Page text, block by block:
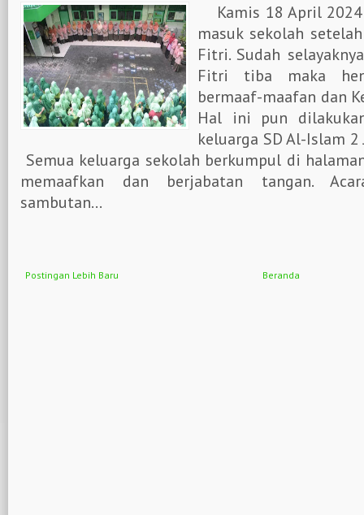
Kamis 18 April
masuk sekolah
Fitri. Sudah
Fitri tiba maka
bermaaf-maafan dan
Hal ini pun
keluarga SD Al-Islam
Semua keluarga sekolah berkumpul di
memaafkan dan berjabatan tangan.
sambutan...
Postingan Lebih Baru Beranda